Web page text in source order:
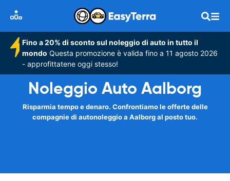
Fino a 20% di sconto sul noleggio di auto in tutto il
mondo Questa promozione è valida fino a 11 agosto 2026
- approfittatene oggi stesso!
Noleggio Auto Aalborg
Risparmia tempo e denaro. Confrontiamo le offerte delle
compagnie di autonoleggio a Aalborg al posto tuo.